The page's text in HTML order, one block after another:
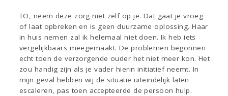
TO, neem deze zorg niet zelf op je. Dat gaat je vroeg
of laat opbreken en is geen duurzame oplossing. Haar
in huis nemen zal ik helemaal niet doen. Ik heb iets
vergelijkbaars meegemaakt. De problemen begonnen
echt toen de verzorgende ouder het niet meer kon. Het
zou handig zijn als je vader hierin initiatief neemt. In
mijn geval hebben wij de situatie uiteindelijk laten
escaleren, pas toen accepteerde de persoon hulp.